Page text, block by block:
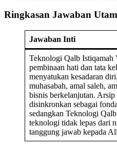
Ringkasan Jawaban
Jawaban Inti
Teknologi Qalb Istiqamah
pembinaan hati dan tata
menyatukan kesadaran
muhasabah, amal saleh,
bisnis berkelanjutan.
disinkronkan sebagai
sedangkan Teknologi
teknologi tidak lepas dari
tanggung jawab kepada